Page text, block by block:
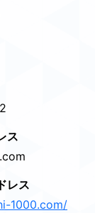
ス
レス
1000.com/